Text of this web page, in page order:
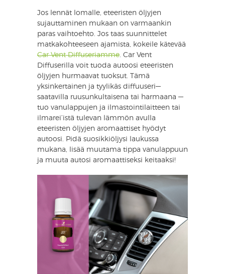
Jos lennät lomalle, eteeristen öljyjen
sujauttaminen mukaan on varmaankin
paras vaihtoehto. Jos taas suunnittelet
matkakohteeseen ajamista, kokeile kätevää
Car Vent Diffuseriamme. Car Vent
Diffuserilla voit tuoda autoosi eteeristen
öljyjen hurmaavat tuoksut. Tämä
yksinkertainen ja tyylikäs diffuuseri—
saatavilla ruusunkultaisena tai harmaana —
tuo vanulappujen ja ilmastointilaitteen tai
ilmarei’istä tulevan lämmön avulla
eteeristen öljyjen aromaattiset hyödyt
autoosi. Pidä suosikkiöljysi laukussa
mukana, lisää muutama tippa vanulappuun
ja muuta autosi aromaattiseksi keitaaksi!